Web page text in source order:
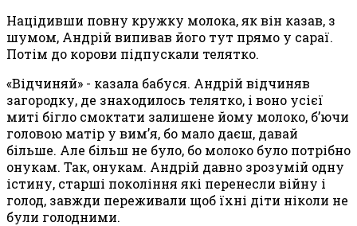
Націдивши повну кружку молока, як він казав, з
шумом, Андрій випивав його тут прямо у сараї.
Потім до корови підпускали телятко.
«Відчиняй» - казала бабуся. Андрій відчиняв
загородку, де знаходилось телятко, і воно усієї
миті бігло смоктати залишене йому молоко, б’ючи
головою матір у вим’я, бо мало даєш, давай
більше. Але більш не було, бо молоко було потрібно
онукам. Так, онукам. Андрій давно зрозумій одну
істину, старші покоління які перенесли війну і
голод, завжди переживали щоб їхні діти ніколи не
були голодними.